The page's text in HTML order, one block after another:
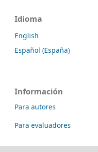
Idioma
English
Español (España)
Información
Para autores
Para evaluadores